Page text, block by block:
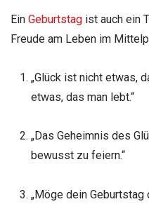
Ein Geburtstag ist auch ein
Freude am Leben im
„Glück ist nicht etwas,
etwas, das man lebt.“
„Das Geheimnis des
bewusst zu feiern.“
„Möge dein